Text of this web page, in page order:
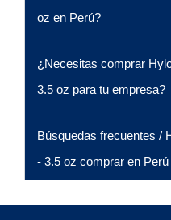
oz en Perú?
¿Necesitas comprar
3.5 oz para tu empresa?
Búsquedas frecuentes /
- 3.5 oz comprar en Perú